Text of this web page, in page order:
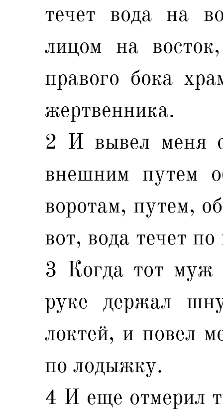
течет вода на
лицом на
правого бока
жертвенника.
2 И вывел меня
внешним путем
воротам, путем,
вот, вода течет
3 Когда тот муж
руке держал
локтей, и повел
по лодыжку.
4 И еще отмерил